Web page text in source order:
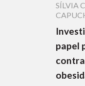
SÍLVIA
papel